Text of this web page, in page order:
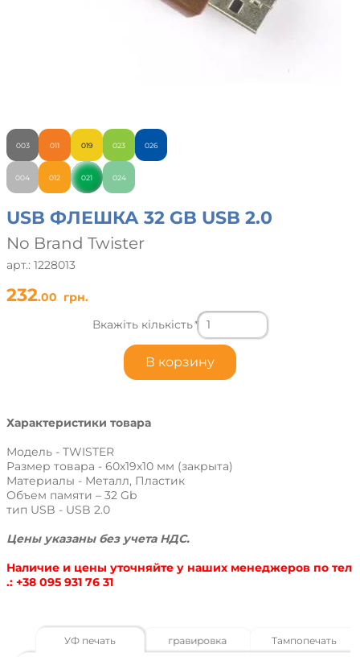
003
004
011
012
019
021
023
024
026
USB ФЛЕШКА 32 GB USB 2.0
No Brand Twister
арт.: 1228013
232.00 грн.
Вкажіть кількість*
Характеристики товара
Модель - TWISTER
Размер товара - 60х19х10 мм (закрыта)
Материалы - Металл, Пластик
Объем памяти – 32 Gb
тип USB - USB 2.0
Цены указаны без учета НДС.
Наличие и цены уточняйте у наших менеджеров по тел
.: +38 095 931 76 31
В корзину
УФ печать гравировка Тампопечать